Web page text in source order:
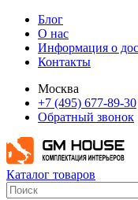
Блог
О нас
Информация о
Контакты
Москва
+7 (495) 677-89-30
Обратный звонок
Каталог товаров